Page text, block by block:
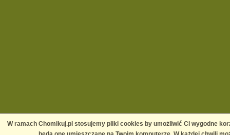
W ramach Chomikuj.pl stosujemy pliki cookies by umożliwić Ci wygodne